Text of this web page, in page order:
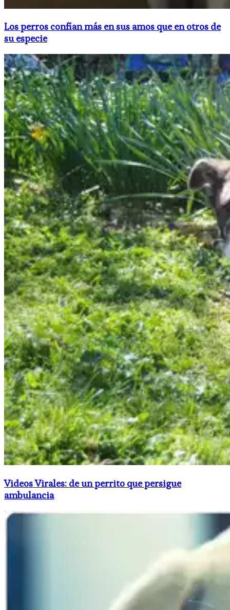
Los perros confían más en sus amos que en otros de
su especie
Videos Virales: de un perrito que persigue
ambulancia